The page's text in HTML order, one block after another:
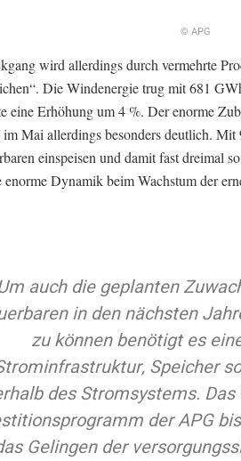
© APG
wird allerdings durch vermehrte
Die Windenergie trug mit 681
eine Erhöhung um 4 %. Der enorme
im Mai allerdings besonders deutlich.
einspeisen und damit fast dreimal
enorme Dynamik beim Wachstum der
auch die geplanten
in den nächsten
zu können benötigt es
Speicher
des Stromsystems.
der APG
Gelingen der